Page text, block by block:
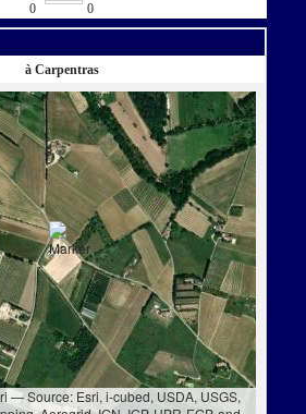
0 0
à Carpentras
— Source: Esri, i-cubed, USDA, USGS,